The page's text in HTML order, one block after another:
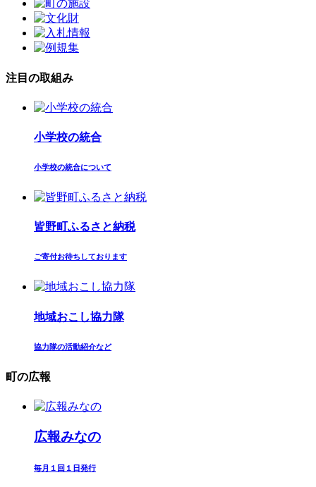
注目の取組み
小学校の統合
小学校の統合について
皆野町ふるさと納税
ご寄付お待ちしております
地域おこし協力隊
協力隊の活動紹介など
町の広報
広報みなの
毎月１回１日発行